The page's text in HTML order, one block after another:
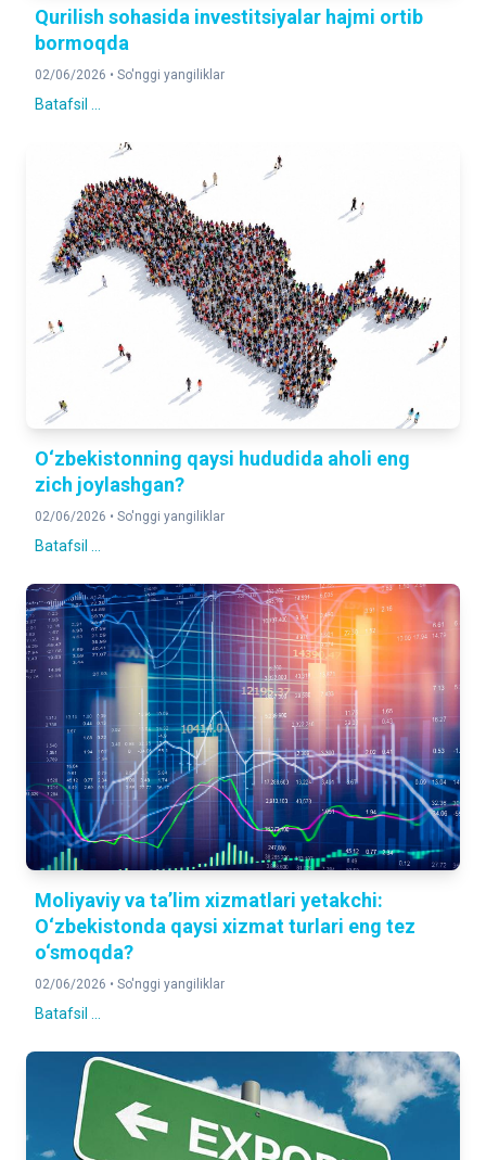
Qurilish sohasida investitsiyalar hajmi ortib
bormoqda
02/06/2026 • So'nggi yangiliklar
Batafsil ...
O‘zbekistonning qaysi hududida aholi eng
zich joylashgan?
02/06/2026 • So'nggi yangiliklar
Batafsil ...
Moliyaviy va ta’lim xizmatlari yetakchi:
O‘zbekistonda qaysi xizmat turlari eng tez
o‘smoqda?
02/06/2026 • So'nggi yangiliklar
Batafsil ...